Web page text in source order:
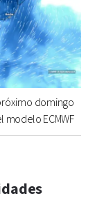
domingo
modelo ECMWF